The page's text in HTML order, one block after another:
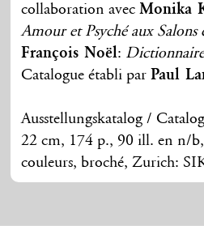
collaboration avecMonika
Amour et Psyché aux Salons
François Noël:
Catalogue établi parPaul
Ausstellungskatalog /
22 cm, 174 p., 90 ill. en n/b,
couleurs, broché, Zurich: